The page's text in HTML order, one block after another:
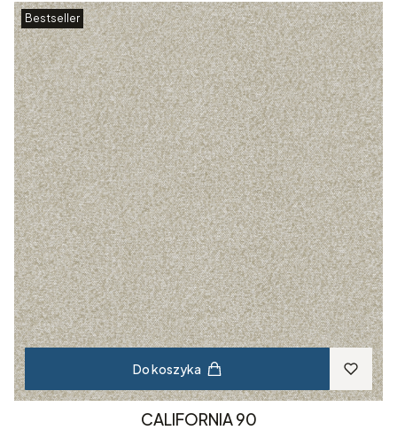
Bestseller
Do koszyka
CALIFORNIA 90